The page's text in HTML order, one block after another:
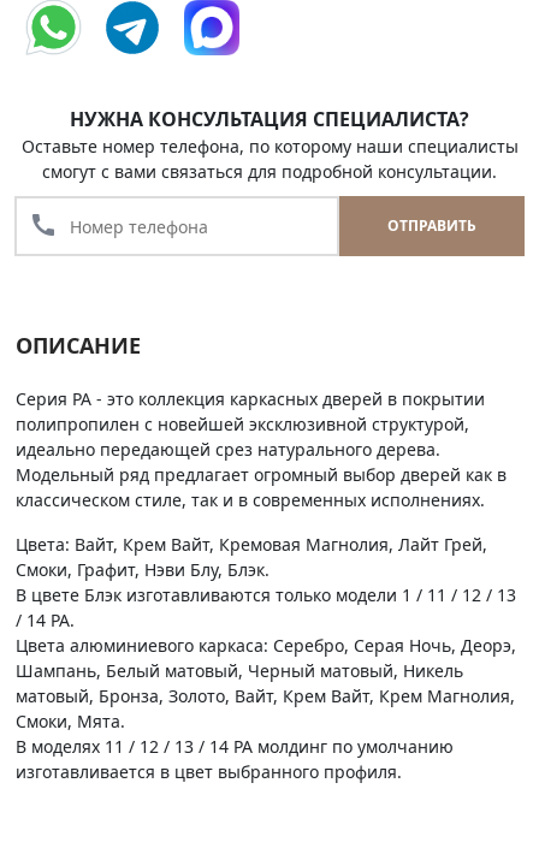
НУЖНА КОНСУЛЬТАЦИЯ СПЕЦИАЛИСТА?
Оставьте номер телефона, по которому наши специалисты
смогут с вами связаться для подробной консультации.
call ОТПРАВИТЬ
ОПИСАНИЕ
Серия PA - это коллекция каркасных дверей в покрытии
полипропилен с новейшей эксклюзивной структурой,
идеально передающей срез натурального дерева.
Модельный ряд предлагает огромный выбор дверей как в
классическом стиле, так и в современных исполнениях.
Цвета: Вайт, Крем Вайт, Кремовая Магнолия, Лайт Грей,
Смоки, Графит, Нэви Блу, Блэк.
В цвете Блэк изготавливаются только модели 1 / 11 / 12 / 13
/ 14 PA.
Цвета алюминиевого каркаса: Серебро, Серая Ночь, Деорэ,
Шампань, Белый матовый, Черный матовый, Никель
матовый, Бронза, Золото, Вайт, Крем Вайт, Крем Магнолия,
Смоки, Мята.
В моделях 11 / 12 / 13 / 14 PA молдинг по умолчанию
изготавливается в цвет выбранного профиля.